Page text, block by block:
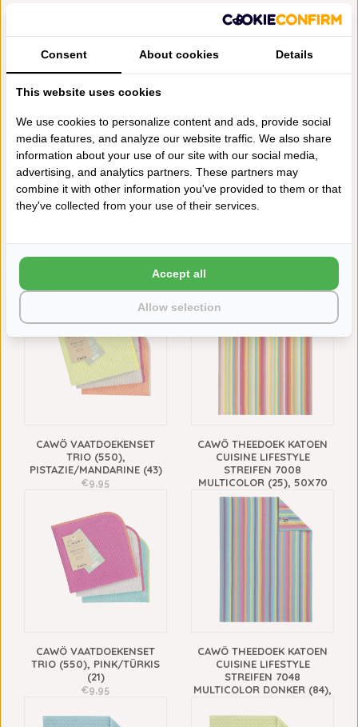
VAAK SAMEN GEKOCHT
MULTICOLOR DONKER (84),
50X70 CM
CAWÖ VAATDOEKENSET
TRIO (550),
PISTAZIE/MANDARINE (43)
€9,95
CAWÖ THEEDOEK KATOEN
CUISINE LIFESTYLE
STREIFEN 7008
MULTICOLOR (25), 50X70
CM
CAWÖ VAATDOEKENSET
TRIO (550), PINK/TÜRKIS
(21)
€9,95
CAWÖ THEEDOEK KATOEN
CUISINE LIFESTYLE
STREIFEN 7048
MULTICOLOR DONKER (84),
€9,95
Consent About cookies Details
This website uses cookies
We use cookies to personalize content and ads, provide social
media features, and analyze our website traffic. We also share
information about your use of our site with our social media,
advertising, and analytics partners. These partners may
combine it with other information you've provided to them or that
they've collected from your use of their services.
Allow selection
Accept all